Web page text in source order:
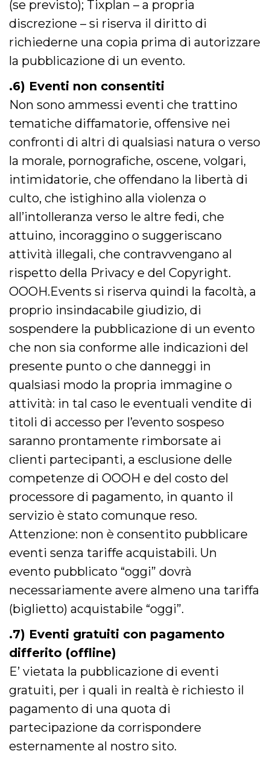
(se previsto); Tixplan – a propria
discrezione – si riserva il diritto di
richiederne una copia prima di autorizzare
la pubblicazione di un evento.
.6) Eventi non consentiti
Non sono ammessi eventi che trattino
tematiche diffamatorie, offensive nei
confronti di altri di qualsiasi natura o verso
la morale, pornografiche, oscene, volgari,
intimidatorie, che offendano la libertà di
culto, che istighino alla violenza o
all’intolleranza verso le altre fedi, che
attuino, incoraggino o suggeriscano
attività illegali, che contravvengano al
rispetto della Privacy e del Copyright.
OOOH.Events si riserva quindi la facoltà, a
proprio insindacabile giudizio, di
sospendere la pubblicazione di un evento
che non sia conforme alle indicazioni del
presente punto o che danneggi in
qualsiasi modo la propria immagine o
attività: in tal caso le eventuali vendite di
titoli di accesso per l’evento sospeso
saranno prontamente rimborsate ai
clienti partecipanti, a esclusione delle
competenze di OOOH e del costo del
processore di pagamento, in quanto il
servizio è stato comunque reso.
Attenzione: non è consentito pubblicare
eventi senza tariffe acquistabili. Un
evento pubblicato “oggi” dovrà
necessariamente avere almeno una tariffa
(biglietto) acquistabile “oggi”.
.7) Eventi gratuiti con pagamento
differito (offline)
E’ vietata la pubblicazione di eventi
gratuiti, per i quali in realtà è richiesto il
pagamento di una quota di
partecipazione da corrispondere
esternamente al nostro sito.
VISITOR_INFO1_LIVE
Google LLC
.youtube.com
5 mesi 4
settimane
tenere
visitatore
web sta
Youtube.
.youtube.com
settimane
viene
garantendo
loro
future.
Google LLC
.youtube.com
Sessione
Questo
impostato
__Secure-ROLLOUT_TOKEN
.youtube.com
5 mesi 4
Utilizzato
nell'ambito
coerente